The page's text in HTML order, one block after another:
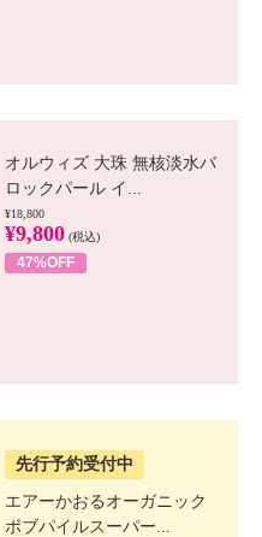
オルウィズ 大珠 無核淡水バ
ロックパール イ...
¥18,800
¥9,800 (税込)
47%OFF
先行予約受付中
エアーかおるオーガニック
ボブパイルスーパー...